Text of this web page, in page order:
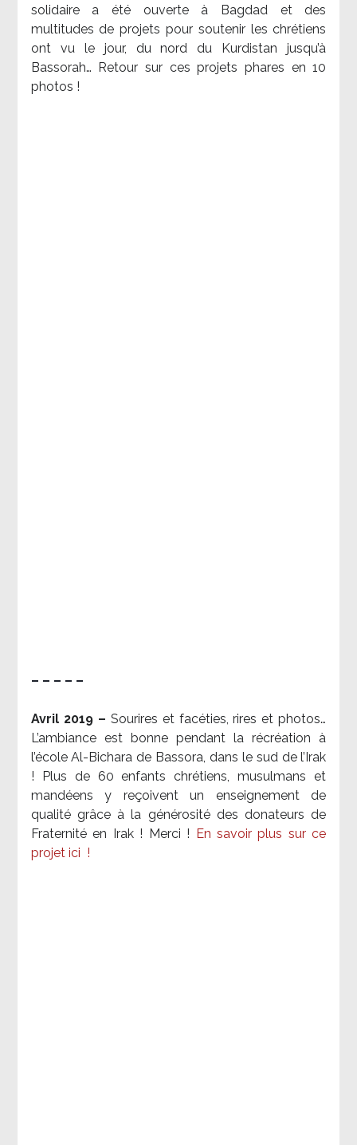
solidaire a été ouverte à Bagdad et des
multitudes de projets pour soutenir les chrétiens
ont vu le jour, du nord du Kurdistan jusqu’à
Bassorah… Retour sur ces projets phares en 10
photos !
– – – – –
Avril 2019 – Sourires et facéties, rires et photos…
L’ambiance est bonne pendant la récréation à
l’école Al-Bichara de Bassora, dans le sud de l’Irak
! Plus de 60 enfants chrétiens, musulmans et
mandéens y reçoivent un enseignement de
qualité grâce à la générosité des donateurs de
Fraternité en Irak ! Merci !
En savoir plus sur ce
projet ici !